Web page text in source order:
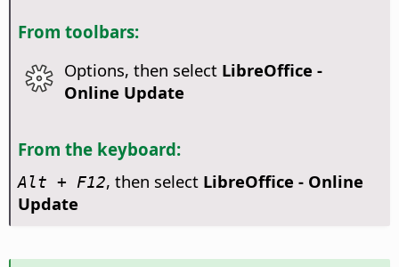
From toolbars:
Options, then select LibreOffice -
Online Update
From the keyboard:
Alt + F12, then select LibreOffice - Online
Update